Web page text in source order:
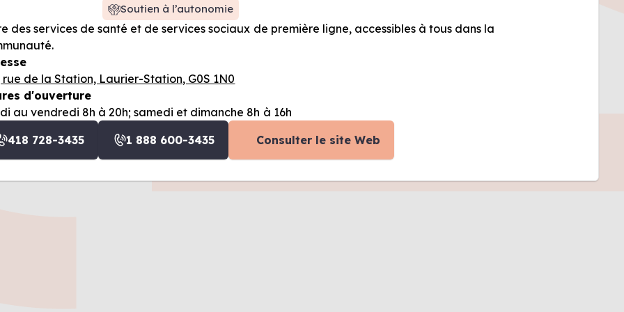
Soutien à l’autonomie
des services de santé et de services sociaux de première ligne, accessibles à tous dans la
rue de la Station, Laurier-Station, G0S 1N0
d'ouverture
au vendredi 8h à 20h; samedi et dimanche 8h à 16h
418 728-3435
1 888 600-3435 Consulter le site Web